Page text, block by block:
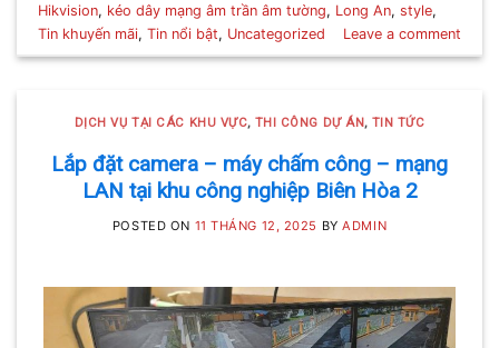
Hikvision, kéo dây mạng âm trần âm tường, Long An,style,
Tin khuyến mãi,Tin nổi bật, Uncategorized Leave a comment
DỊCH VỤ TẠI CÁC KHU VỰC, THI CÔNG DỰ ÁN, TIN TỨC
Lắp đặt camera – máy chấm công – mạng
LAN tại khu công nghiệp Biên Hòa 2
POSTED ON 11 THÁNG 12, 2025 BYADMIN